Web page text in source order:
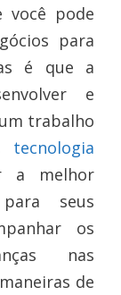
você pode
para
é que a
e
trabalho
tecnologia
a melhor
seus
os
nas
de